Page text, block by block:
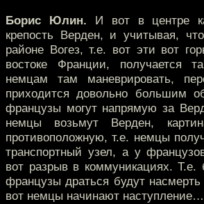
Борис Юлин. И вот в центре
крепость Верден, и учитывая,
районе Вогез, т.е. вот эти вот
востоке Франции, получается
немцам там маневрировать,
приходится довольно большим
французы могут напрямую за
немцы возьмут Верден,
противоположную, т.е. немцы
транспортный узел, а у
вот разрыв в коммуникациях. Т.е.
французы драться будут
вот немцы начинают наступление…